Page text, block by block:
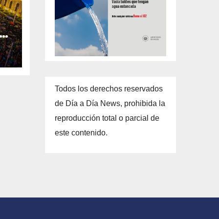
Todos los derechos reservados
de Día a Día News, prohibida la
reproducción total o parcial de
este contenido.